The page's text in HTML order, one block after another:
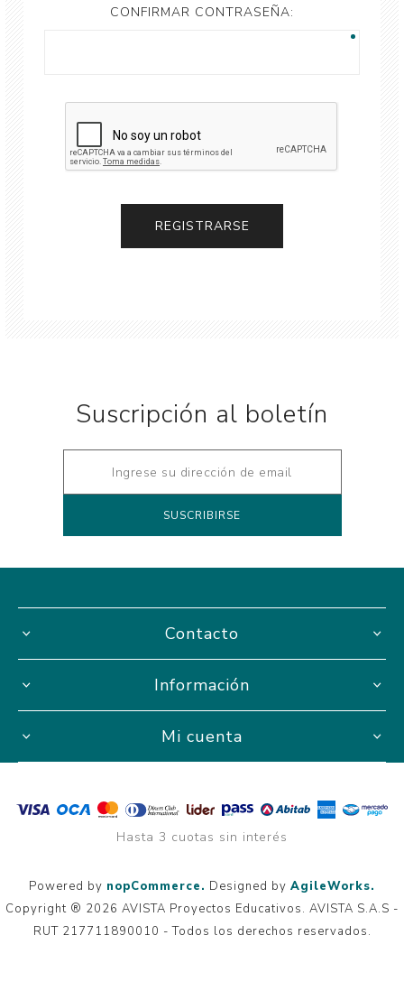
CONFIRMAR CONTRASEÑA:
Suscripción al boletín
Contacto
Información
Mi cuenta
Hasta 3 cuotas sin interés
Powered by nopCommerce. Designed by AgileWorks.
Copyright ® 2026 AVISTA Proyectos Educativos. AVISTA S.A.S -
RUT 217711890010 - Todos los derechos reservados.